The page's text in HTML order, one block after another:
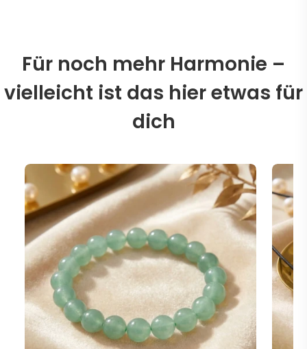
Für noch mehr Harmonie –
vielleicht ist das hier etwas für
dich